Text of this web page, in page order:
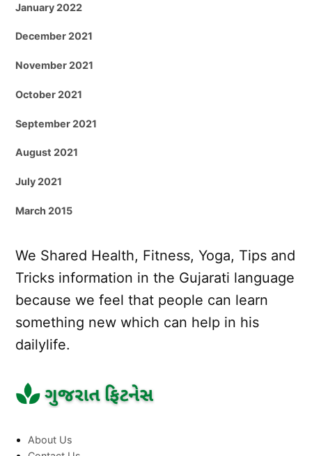
January 2022
December 2021
November 2021
October 2021
September 2021
August 2021
July 2021
March 2015
We Shared Health, Fitness, Yoga, Tips and
Tricks information in the Gujarati language
because we feel that people can learn
something new which can help in his
dailylife.
About Us